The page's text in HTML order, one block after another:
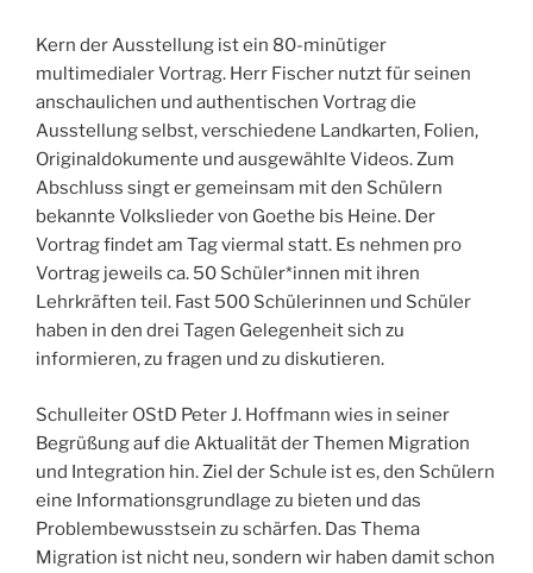
Kern der Ausstellung ist ein 80-minütiger
multimedialer Vortrag. Herr Fischer nutzt für seinen
anschaulichen und authentischen Vortrag die
Ausstellung selbst, verschiedene Landkarten, Folien,
Originaldokumente und ausgewählte Videos. Zum
Abschluss singt er gemeinsam mit den Schülern
bekannte Volkslieder von Goethe bis Heine. Der
Vortrag findet am Tag viermal statt. Es nehmen pro
Vortrag jeweils ca. 50 Schüler*innen mit ihren
Lehrkräften teil. Fast 500 Schülerinnen und Schüler
haben in den drei Tagen Gelegenheit sich zu
informieren, zu fragen und zu diskutieren.
Schulleiter OStD Peter J. Hoffmann wies in seiner
Begrüßung auf die Aktualität der Themen Migration
und Integration hin. Ziel der Schule ist es, den Schülern
eine Informationsgrundlage zu bieten und das
Problembewusstsein zu schärfen. Das Thema
Migration ist nicht neu, sondern wir haben damit schon